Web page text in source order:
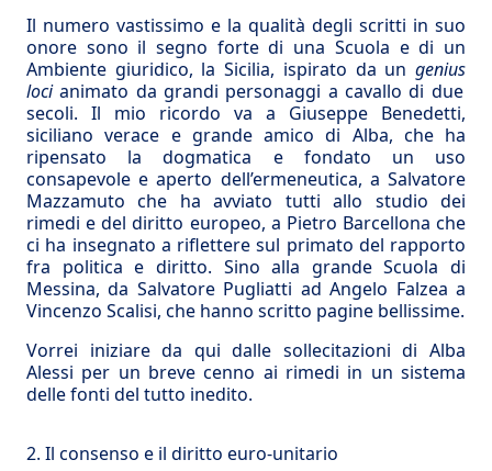
Il numero vastissimo e la qualità degli scritti in suo
onore sono il segno forte di una Scuola e di un
Ambiente giuridico, la Sicilia, ispirato da un genius
locianimato da grandi personaggi a cavallo di due
secoli. Il mio ricordo va a Giuseppe Benedetti,
siciliano verace e grande amico di Alba, che ha
ripensato la dogmatica e fondato un uso
consapevole e aperto dell’ermeneutica, a Salvatore
Mazzamuto che ha avviato tutti allo studio dei
rimedi e del diritto europeo, a Pietro Barcellona che
ci ha insegnato a riflettere sul primato del rapporto
fra politica e diritto. Sino alla grande Scuola di
Messina, da Salvatore Pugliatti ad Angelo Falzea a
Vincenzo Scalisi, che hanno scritto pagine bellissime.
Vorrei iniziare da qui dalle sollecitazioni di Alba
Alessi per un breve cenno ai rimedi in un sistema
delle fonti del tutto inedito.
2. Il consenso e il diritto euro-unitario